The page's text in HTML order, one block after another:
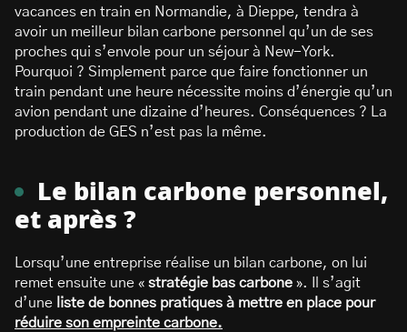
vacances en train en Normandie, à Dieppe, tendra à
avoir un meilleur bilan carbone personnel qu’un de ses
proches qui s’envole pour un séjour à New-York.
Pourquoi ? Simplement parce que faire fonctionner un
train pendant une heure nécessite moins d’énergie qu’un
avion pendant une dizaine d’heures. Conséquences ? La
production de GES n’est pas la même.
Le bilan carbone personnel,
et après ?
Lorsqu’une entreprise réalise un bilan carbone, on lui
remet ensuite une « stratégie bas carbone ». Il s’agit
d’une liste de bonnes pratiques à mettre en place pour
réduire son empreinte carbone.